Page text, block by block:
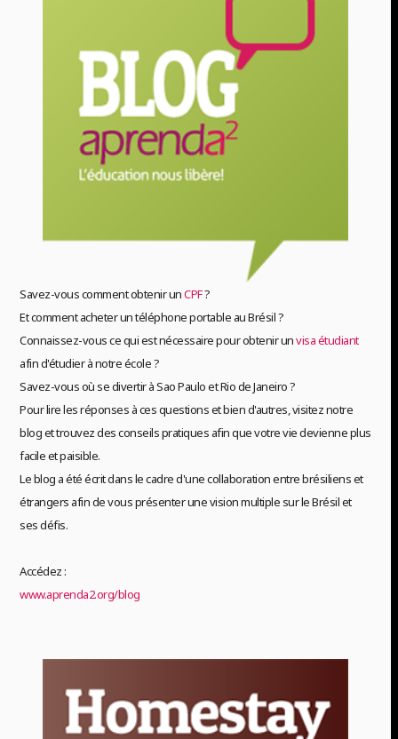
Savez-vous comment obtenir unCPF?
Et comment acheter un téléphone portable au Brésil ?
Connaissez-vous ce qui est nécessaire pour obtenir unvisa étudiant
afin d'étudier à notre école ?
Savez-vous où se divertir à Sao Paulo et Rio de Janeiro ?
Pour lire les réponses à ces questions et bien d'autres, visitez notre
blog et trouvez des conseils pratiques afin que votre vie devienne plus
facile et paisible.
Le blog a été écrit dans le cadre d'une collaboration entre brésiliens et
étrangers afin de vous présenter une vision multiple sur le Brésil et
ses défis.
Accédez :
www.aprenda2.org/blog